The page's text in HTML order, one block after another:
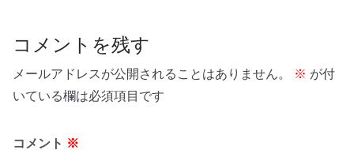
コメントを残す
メールアドレスが公開されることはありません。 ※ が付
いている欄は必須項目です
コメント ※